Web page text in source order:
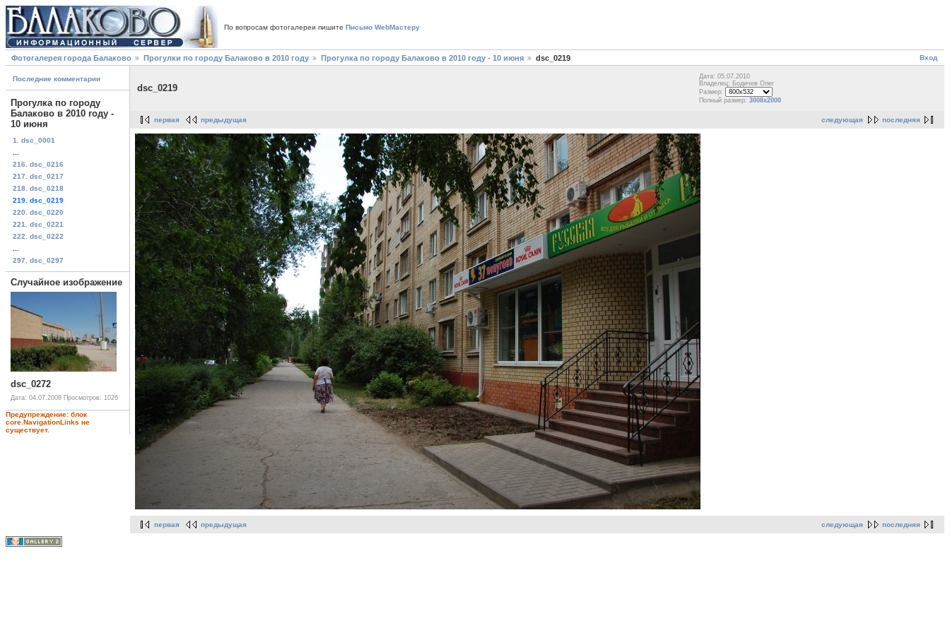
По вопросам фотогалереи пишите Письмо WebМастеру
Вход
Фотогалерея города Балаково Прогулки по городу Балаково в 2010 году Прогулка по городу Балаково в 2010 году - 10 июня dsc_0219
Последние комментарии
Прогулка по городу
Балаково в 2010 году -
10 июня
1. dsc_0001
216. dsc_0216
217. dsc_0217
218. dsc_0218
219. dsc_0219
220. dsc_0220
221. dsc_0221
222. dsc_0222
297. dsc_0297
Случайное изображение
dsc_0272
Дата: 04.07.2008 Просмотров: 1026
Предупреждение: блок
core.NavigationLinks не
существует.
dsc_0219
Дата: 05.07.2010
Владелец: Бодичев Олег
Размер:
Полный размер: 3008x2000
следующая последняя
первая предыдущая
следующая последняя
первая предыдущая